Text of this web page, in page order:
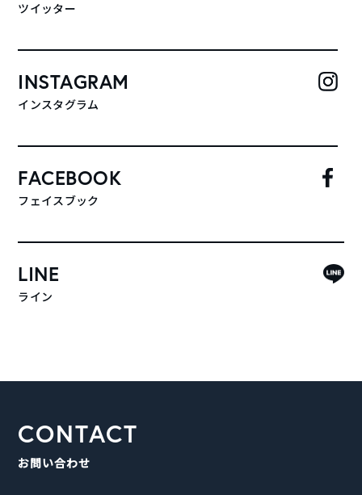
ツイッター
INSTAGRAM
インスタグラム
FACEBOOK
フェイスブック
LINE
ライン
CONTACT
お問い合わせ